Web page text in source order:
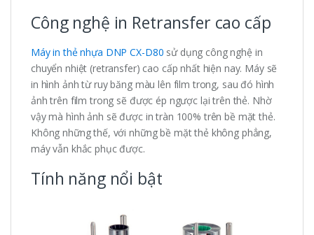
Công nghệ in Retransfer cao cấp
Máy in thẻ nhựa DNP CX-D80 sử dụng công nghệ in
chuyển nhiệt (retransfer) cao cấp nhất hiện nay. Máy sẽ
in hình ảnh từ ruy băng màu lên film trong, sau đó hình
ảnh trên film trong sẽ được ép ngược lại trên thẻ. Nhờ
vậy mà hình ảnh sẽ được in tràn 100% trên bề mặt thẻ.
Không những thế, với những bề mặt thẻ không phẳng,
máy vẫn khắc phục được.
Tính năng nổi bật